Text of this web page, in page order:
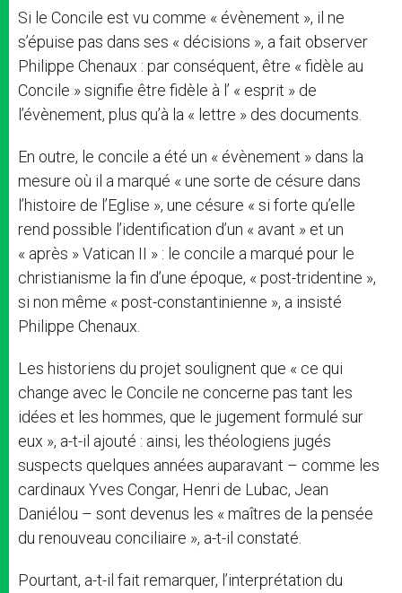
Si le Concile est vu comme « évènement », il ne
s’épuise pas dans ses « décisions », a fait observer
Philippe Chenaux : par conséquent, être « fidèle au
Concile » signifie être fidèle à l’ « esprit » de
l’évènement, plus qu’à la « lettre » des documents.
En outre, le concile a été un « évènement » dans la
mesure où il a marqué « une sorte de césure dans
l’histoire de l’Eglise », une césure « si forte qu’elle
rend possible l’identification d’un « avant » et un
« après » Vatican II » : le concile a marqué pour le
christianisme la fin d’une époque, « post-tridentine »,
si non même « post-constantinienne », a insisté
Philippe Chenaux.
Les historiens du projet soulignent que « ce qui
change avec le Concile ne concerne pas tant les
idées et les hommes, que le jugement formulé sur
eux », a-t-il ajouté : ainsi, les théologiens jugés
suspects quelques années auparavant – comme les
cardinaux Yves Congar, Henri de Lubac, Jean
Daniélou – sont devenus les « maîtres de la pensée
du renouveau conciliaire », a-t-il constaté.
Pourtant, a-t-il fait remarquer, l’interprétation du